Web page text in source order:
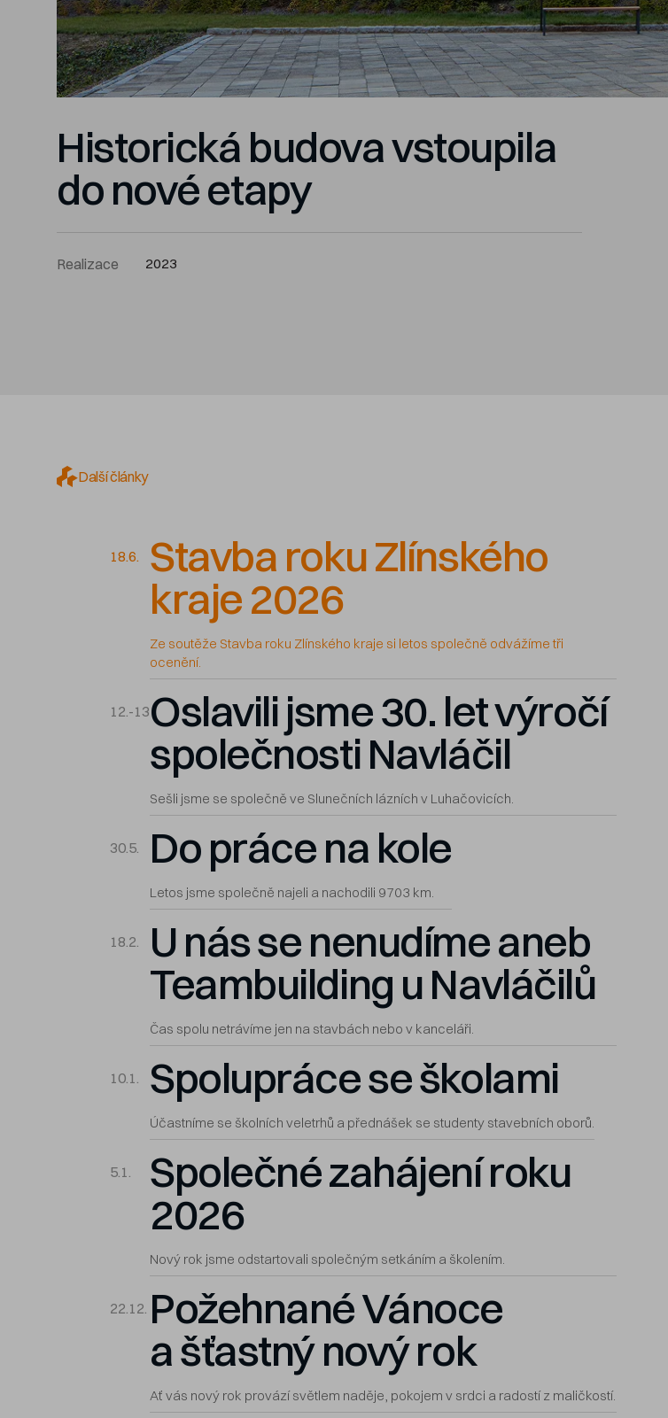
Historická budova vstoupila
do nové etapy
Realizace 2023
Další články
18.6.
Stavba roku Zlínského
kraje 2026
Ze soutěže Stavba roku Zlínského kraje si letos společně odvážíme tři
ocenění.
12.-13Oslavili jsme 30. let výročí
společnosti Navláčil
Sešli jsme se společně ve Slunečních lázních v Luhačovicích.
30.5. Do práce na kole
Letos jsme společně najeli a nachodili 9703 km.
18.2.
U nás se nenudíme aneb
Teambuilding u Navláčilů
Čas spolu netrávíme jen na stavbách nebo v kanceláři.
10.1. Spolupráce se školami
Účastníme se školních veletrhů a přednášek se studenty stavebních oborů.
5.1.
Společné zahájení roku
2026
Nový rok jsme odstartovali společným setkáním a školením.
22.12. Požehnané Vánoce
a šťastný nový rok
Ať vás nový rok provází světlem naděje, pokojem v srdci a radostí z maličkostí.